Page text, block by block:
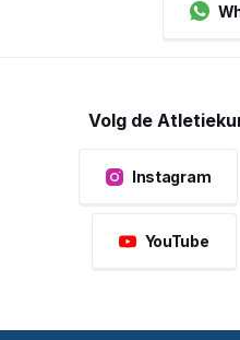
Volg de
Instagram
YouTube